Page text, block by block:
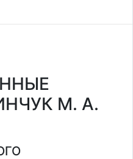
М. А.